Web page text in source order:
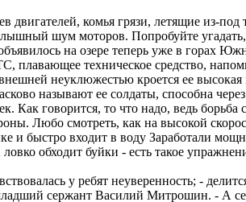
двигателей, комья грязи, летящие из-
шум моторов. Попробуйте
на озере теперь уже в горах
плавающее техническое средство,
неуклюжестью кроется ее
называют ее солдаты, способна
Как говорится, то что надо, ведь
Любо смотреть, как на высокой
и быстро входит в воду Заработали
обходит буйки - есть такое
у ребят неуверенность; -
сержант Василий Митрошин. - А